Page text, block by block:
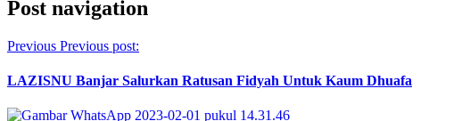
Post navigation
Previous Previous post:
LAZISNU Banjar Salurkan Ratusan Fidyah Untuk Kaum Dhuafa